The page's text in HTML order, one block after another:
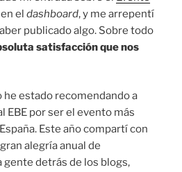
el dashboard, y me arrepentí
publicado algo. Sobre todo
satisfacción que nos
he estado recomendando a
EBE por ser el evento más
Este año compartí con
alegría anual de
gente detrás de los blogs,